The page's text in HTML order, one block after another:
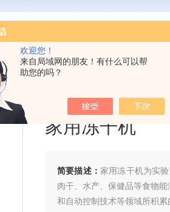
欢迎您！
来自局域网的朋友！有什么可以帮
助您的吗？
恒温设备，喷雾干燥仪
干机
家用冻干机
简要描述： 家用冻干机为实
肉干、水产、保健品等食物
和自动控制技术等领域所积